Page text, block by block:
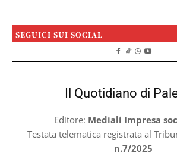
SEGUICI SUI SOCIAL
Il Quotidiano di
Editore: Mediali Impresa
Testata telematica registrata al
n.7/2025